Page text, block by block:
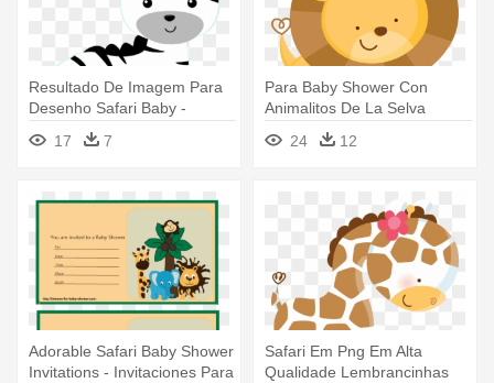
Resultado De Imagem Para
Desenho Safari Baby -
Animalitos De La Selva Bebe
17 7
Para Baby Shower Con
Animalitos De La Selva
Invitaciones - Animales De La
Selva Para Baby Showers
24 12
Adorable Safari Baby Shower
Invitations - Invitaciones Para
Safari Em Png Em Alta
Qualidade Lembrancinhas